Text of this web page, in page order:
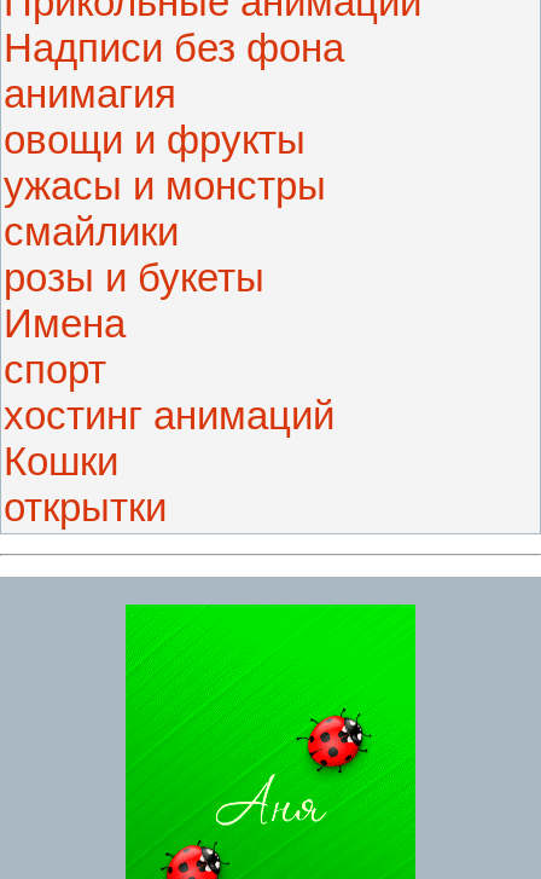
Надписи без фона
анимагия
овощи и фрукты
ужасы и монстры
смайлики
розы и букеты
Имена
спорт
хостинг анимаций
Кошки
открытки